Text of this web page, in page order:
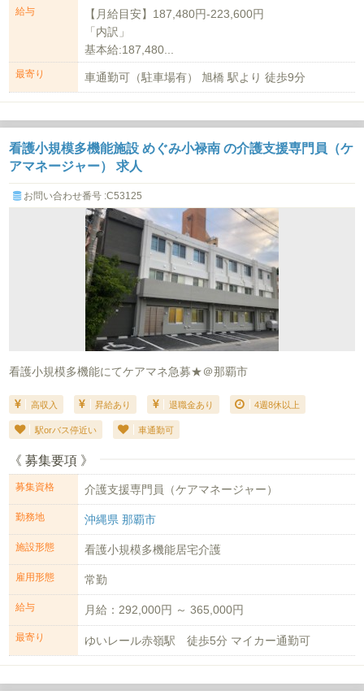
給与
【月給目安】187,480円‐223,600円
「内訳」
基本給:187,480...
最寄り 車通勤可（駐車場有） 旭橋 駅より 徒歩9分
看護小規模多機能施設 めぐみ小禄南 の介護支援専門員（ケ
アマネージャー） 求人
お問い合わせ番号 :C53125
看護小規模多機能にてケアマネ急募★＠那覇市
高収入 昇給あり 退職金あり 4週8休以上
駅orバス停近い 車通勤可
《 募集要項 》
募集資格 介護支援専門員（ケアマネージャー）
勤務地 沖縄県 那覇市
施設形態 看護小規模多機能居宅介護
雇用形態 常勤
給与 月給：292,000円 ～ 365,000円
最寄り ゆいレール赤嶺駅 徒歩5分 マイカー通勤可